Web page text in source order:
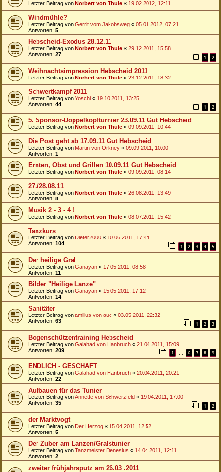
Letzter Beitrag von Norbert von Thule « 19.02.2012, 12:11
Windmühle?
Letzter Beitrag von Gerrit vom Jakobsweg « 05.01.2012, 07:21
Antworten: 5
Hebscheid-Exodus 28.12.11
Letzter Beitrag von Norbert von Thule « 29.12.2011, 15:58
Antworten: 27 1 2
Weihnachtsimpression Hebscheid 2011
Letzter Beitrag von Norbert von Thule « 23.12.2011, 18:32
Schwertkampf 2011
Letzter Beitrag von Yoschi « 19.10.2011, 13:25
Antworten: 44 1 2
5. Sponsor-Doppelkopfturnier 23.09.11 Gut Hebscheid
Letzter Beitrag von Norbert von Thule « 09.09.2011, 10:44
Die Post geht ab 17.09.11 Gut Hebscheid
Letzter Beitrag von Martin von Orkney « 09.09.2011, 10:00
Antworten: 1
Ernten, Obst und Grillen 10.09.11 Gut Hebscheid
Letzter Beitrag von Norbert von Thule « 09.09.2011, 08:14
27./28.08.11
Letzter Beitrag von Norbert von Thule « 26.08.2011, 13:49
Antworten: 8
Musik 2 - 3 - 4 !
Letzter Beitrag von Norbert von Thule « 08.07.2011, 15:42
Tanzkurs
Letzter Beitrag von Dieter2000 « 10.06.2011, 17:44
Antworten: 104 1 2 3 4 5
Der heilige Gral
Letzter Beitrag von Ganayan « 17.05.2011, 08:58
Antworten: 11
Bilder "Heilige Lanze"
Letzter Beitrag von Ganayan « 15.05.2011, 17:12
Antworten: 14
Sanitäter
Letzter Beitrag von amilius von aue « 03.05.2011, 22:32
Antworten: 63 1 2 3
Bogenschützentraining Hebscheid
Letzter Beitrag von Galahad von Hanbruch « 21.04.2011, 15:09
Antworten: 209 1 6 7 8 9
ENDLICH - GESCHAFT
Letzter Beitrag von Galahad von Hanbruch « 20.04.2011, 20:21
Antworten: 22
Aufbauen für das Tunier
Letzter Beitrag von Annette von Schwerzfeld « 19.04.2011, 17:00
Antworten: 35 1 2
der Marktvogt
Letzter Beitrag von Der Herzog « 15.04.2011, 12:52
Antworten: 5
Der Zuber am Lanzen/Gralstunier
Letzter Beitrag von Tanzmeister Denesius « 14.04.2011, 12:11
Antworten: 2
zweiter frühjahrsputz am 26.03 .2011